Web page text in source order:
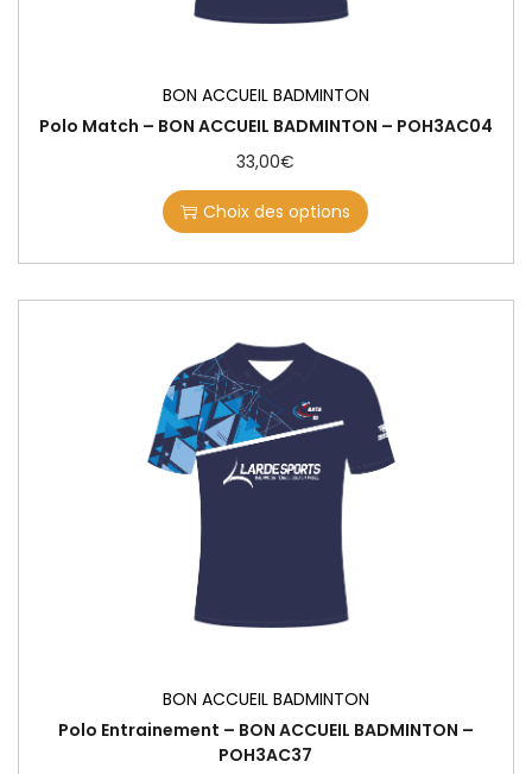
BON ACCUEIL BADMINTON
Polo Match – BON ACCUEIL BADMINTON – POH3AC04
33,00€
Choix des options
BON ACCUEIL BADMINTON
Polo Entrainement – BON ACCUEIL BADMINTON –
POH3AC37